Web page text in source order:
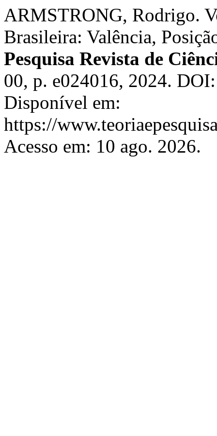
ARMSTRONG, Rodrigo.
Brasileira: Valência,
Pesquisa Revista de
00, p. e024016, 2024.
Disponível em:
https://
Acesso em: 10 ago. 2026.